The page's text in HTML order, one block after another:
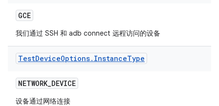
GCE
我们通过 SSH 和 adb connect 远程访问的设备
TestDeviceOptions. InstanceType
NETWORK_DEVICE
设备通过网络连接